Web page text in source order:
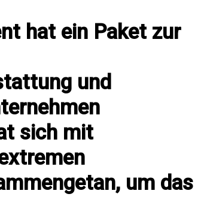
hat ein Paket zur
und
sich mit
um das